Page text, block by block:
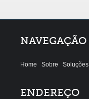
NAVEGAÇÃO
Home Sobre Soluções
ENDEREÇO